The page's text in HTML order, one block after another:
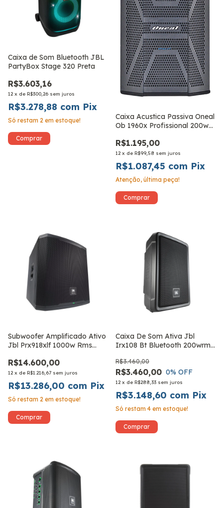
Caixa de Som Bluetooth JBL
PartyBox Stage 320 Preta
R$3.603,16
12 x de R$300,26 sem juros
R$3.278,88 com Pix
Só restam 2 em estoque!
Caixa Acustica Passiva Oneal
Ob 1960x Profissional 200w
R$1.195,00
12 x de R$99,58 sem juros
R$1.087,45 com Pix
Atenção, última peça!
Subwoofer Amplificado Ativo
Jbl Prx918xlf 1000w Rms
R$14.600,00
12 x de R$1.216,67 sem juros
R$13.286,00 com Pix
Só restam 2 em estoque!
Caixa De Som Ativa Jbl
Irx108 Bt Bluetooth 200wrms
R$3.460,00
R$3.460,00
0% OFF
12 x de R$288,33 sem juros
R$3.148,60 com Pix
Só restam 4 em estoque!